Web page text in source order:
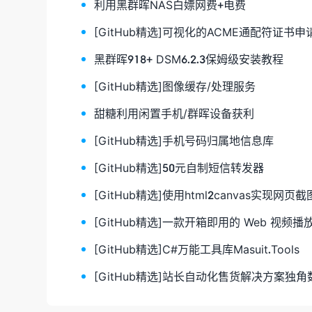
利用黑群晖NAS白嫖网费+电费
[GitHub精选]可视化的ACME通配符证书申
黑群晖918+ DSM6.2.3保姆级安装教程
[GitHub精选]图像缓存/处理服务
甜糖利用闲置手机/群晖设备获利
[GitHub精选]手机号码归属地信息库
[GitHub精选]50元自制短信转发器
[GitHub精选]使用html2canvas实现网页截
[GitHub精选]一款开箱即用的 Web 视频播
[GitHub精选]C#万能工具库Masuit.Tools
[GitHub精选]站长自动化售货解决方案独角